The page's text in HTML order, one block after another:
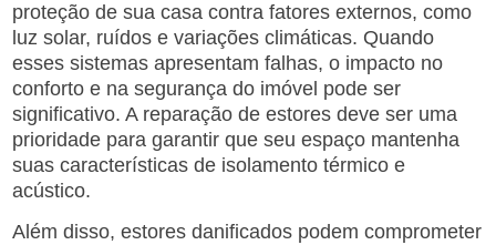
proteção de sua casa contra fatores externos, como
luz solar, ruídos e variações climáticas. Quando
esses sistemas apresentam falhas, o impacto no
conforto e na segurança do imóvel pode ser
significativo. A reparação de estores deve ser uma
prioridade para garantir que seu espaço mantenha
suas características de isolamento térmico e
acústico.
Além disso, estores danificados podem comprometer